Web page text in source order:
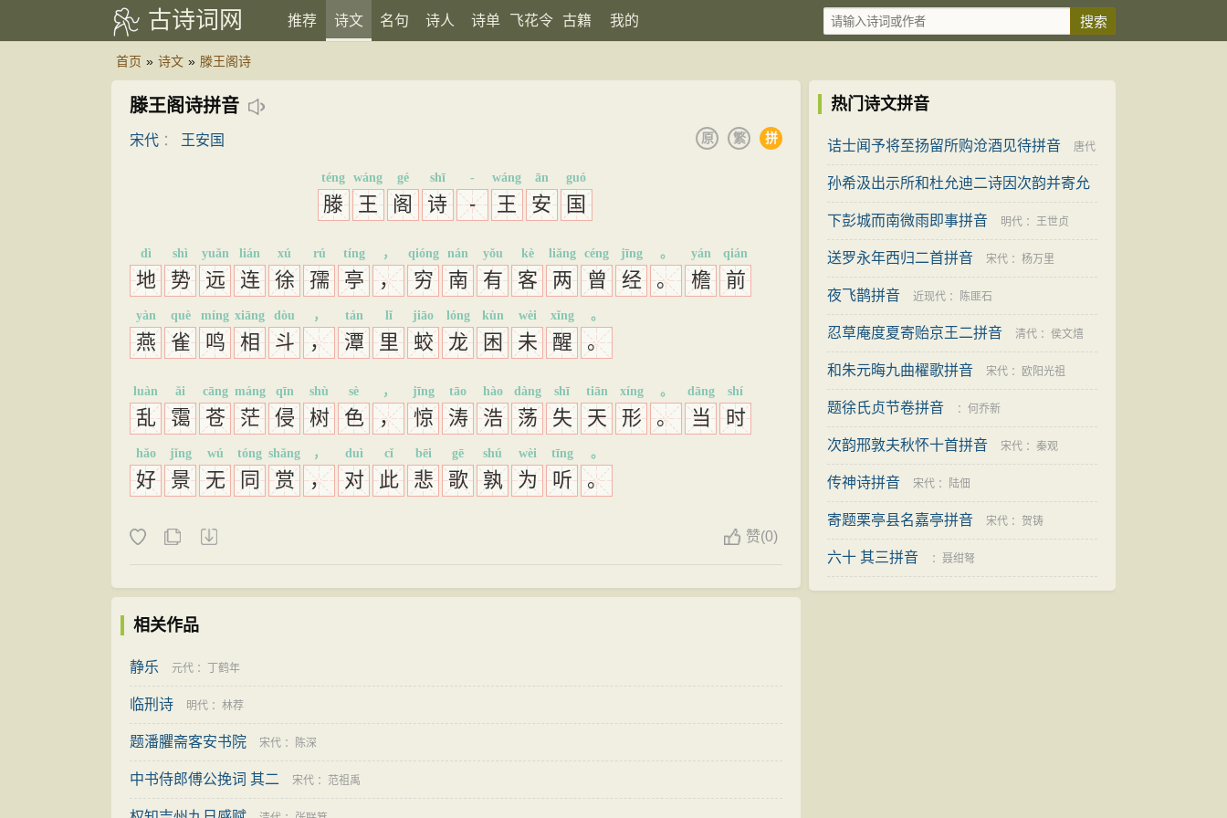
古诗词网 推荐 诗文 名句 诗人 诗单 飞花令 古籍 我的
首页 » 诗文 » 滕王阁诗
滕王阁诗拼音
宋代 ： 王安国 拼
繁
原
滕
téng
王
wáng
阁
gé
诗
shī
-
-
王
wáng
安
ān
国
guó
地
dì
势
shì
远
yuǎn
连
lián
徐
xú
孺
rú
亭
tíng
，
，
穷
qióng
南
nán
有
yǒu
客
kè
两
liǎng
曾
céng
经
jīng
。
。
檐
yán
前
qián
燕
yàn
雀
què
鸣
míng
相
xiāng
斗
dòu
，
，
潭
tán
里
lǐ
蛟
jiāo
龙
lóng
困
kùn
未
wèi
醒
xǐng
。
。
乱
luàn
霭
ǎi
苍
cāng
茫
máng
侵
qīn
树
shù
色
sè
，
，
惊
jīng
涛
tāo
浩
hào
荡
dàng
失
shī
天
tiān
形
xíng
。
。
当
dāng
时
shí
好
hǎo
景
jǐng
无
wú
同
tóng
赏
shǎng
，
，
对
duì
此
cǐ
悲
bēi
歌
gē
孰
shú
为
wèi
听
tīng
。
。
赞(0)
相关作品
静乐 元代 ： 丁鹤年
临刑诗 明代 ： 林荐
题潘臞斋客安书院 宋代 ： 陈深
中书侍郎傅公挽词 其二 宋代 ： 范祖禹
热门诗文拼音
诘士闻予将至扬留所购沧酒见待拼音 唐代
： 全祖望
孙希汲出示所和杜允迪二诗因次韵并寄允
迪以拼音 ：郭印
下彭城而南微雨即事拼音 明代 ： 王世贞
送罗永年西归二首拼音 宋代 ： 杨万里
夜飞鹊拼音 近现代 ： 陈匪石
忍草庵度夏寄贻京王二拼音 清代 ： 侯文熺
和朱元晦九曲櫂歌拼音 宋代 ： 欧阳光祖
题徐氏贞节卷拼音 ： 何乔新
次韵邢敦夫秋怀十首拼音 宋代 ： 秦观
传神诗拼音 宋代 ： 陆佃
寄题栗亭县名嘉亭拼音 宋代 ： 贺铸
六十 其三拼音 ： 聂绀弩